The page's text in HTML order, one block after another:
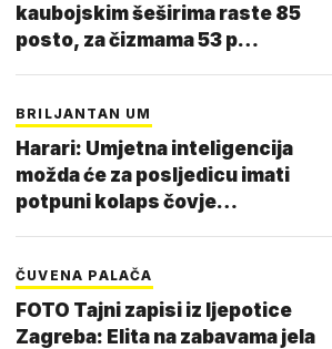
kaubojskim šeširima raste 85
posto, za čizmama 53 p…
BRILJANTAN UM
Harari: Umjetna inteligencija
možda će za posljedicu imati
potpuni kolaps čovje…
ČUVENA PALAČA
FOTO Tajni zapisi iz ljepotice
Zagreba: Elita na zabavama jela